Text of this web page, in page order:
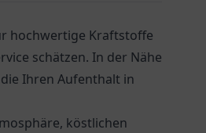
hochwertige Kraftstoffe
schätzen. In der Nähe
Ihren Aufenthalt in
köstlichen